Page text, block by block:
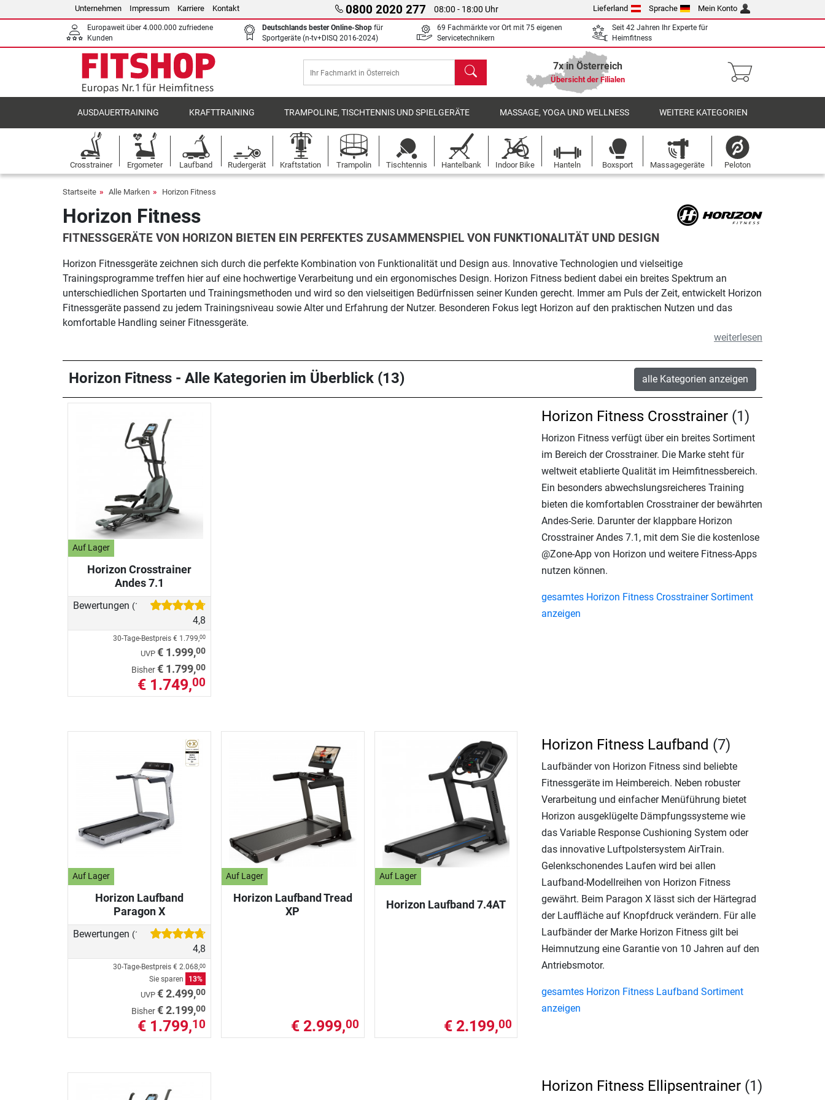
Unternehmen Impressum Karriere Kontakt 0800 2020 277 08:00 - 18:00 Uhr Lieferland Sprache Mein Konto
Europaweit über 4.000.000 zufriedene
Kunden
Deutschlands bester Online-Shop für
Sportgeräte (n-tv+DISQ 2016-2024)
69 Fachmärkte vor Ort mit 75 eigenen
Servicetechnikern
Seit 42 Jahren Ihr Experte für
Heimfitness
Suchen 7x in Österreich
Übersicht der Filialen
AUSDAUERTRAINING KRAFTTRAINING TRAMPOLINE, TISCHTENNIS UND SPIELGERÄTE MASSAGE, YOGA UND WELLNESS WEITERE KATEGORIEN
Crosstrainer Ergometer Laufband Rudergerät Kraftstation Trampolin Tischtennis Hantelbank Indoor Bike Hanteln Boxsport Massagegeräte Peloton
Startseite Alle Marken Horizon Fitness
Horizon Fitness
FITNESSGERÄTE VON HORIZON BIETEN EIN PERFEKTES ZUSAMMENSPIEL VON FUNKTIONALITÄT UND DESIGN
Horizon Fitnessgeräte zeichnen sich durch die perfekte Kombination von Funktionalität und Design aus. Innovative Technologien und vielseitige
Trainingsprogramme treffen hier auf eine hochwertige Verarbeitung und ein ergonomisches Design. Horizon Fitness bedient dabei ein breites Spektrum an
unterschiedlichen Sportarten und Trainingsmethoden und wird so den vielseitigen Bedürfnissen seiner Kunden gerecht. Immer am Puls der Zeit, entwickelt Horizon
Fitnessgeräte passend zu jedem Trainingsniveau sowie Alter und Erfahrung der Nutzer. Besonderen Fokus legt Horizon auf den praktischen Nutzen und das
komfortable Handling seiner Fitnessgeräte.
weiterlesen
Horizon Fitness - Alle Kategorien im Überblick (13) alle Kategorien anzeigen
Auf Lager
Horizon Crosstrainer
Andes 7.1
Bewertungen (16)
4,8
30-Tage-Bestpreis € 1.799,00
UVP € 1.999,00
Bisher€ 1.799,00
€ 1.749,00
Horizon Fitness Crosstrainer (1)
Horizon Fitness verfügt über ein breites Sortiment
im Bereich der Crosstrainer. Die Marke steht für
weltweit etablierte Qualität im Heimfitnessbereich.
Ein besonders abwechslungsreicheres Training
bieten die komfortablen Crosstrainer der bewährten
Andes-Serie. Darunter der klappbare Horizon
Crosstrainer Andes 7.1, mit dem Sie die kostenlose
@Zone-App von Horizon und weitere Fitness-Apps
nutzen können.
gesamtes Horizon Fitness Crosstrainer Sortiment
anzeigen
Auf Lager
Horizon Laufband
Paragon X
Bewertungen (16)
4,8
30-Tage-Bestpreis € 2.068,00
Sie sparen 13%
UVP € 2.499,00
Bisher€ 2.199,00
€ 1.799,10
Auf Lager
Horizon Laufband Tread
XP
€ 2.999,00
Auf Lager
Horizon Laufband 7.4AT
€ 2.199,00
Horizon Fitness Laufband (7)
Laufbänder von Horizon Fitness sind beliebte
Fitnessgeräte im Heimbereich. Neben robuster
Verarbeitung und einfacher Menüführung bietet
Horizon ausgeklügelte Dämpfungssysteme wie
das Variable Response Cushioning System oder
das innovative Luftpolstersystem AirTrain.
Gelenkschonendes Laufen wird bei allen
Laufband-Modellreihen von Horizon Fitness
gewährt. Beim Paragon X lässt sich der Härtegrad
der Lauffläche auf Knopfdruck verändern. Für alle
Laufbänder der Marke Horizon Fitness gilt bei
Heimnutzung eine Garantie von 10 Jahren auf den
Antriebsmotor.
gesamtes Horizon Fitness Laufband Sortiment
anzeigen
Horizon Fitness Ellipsentrainer (1)